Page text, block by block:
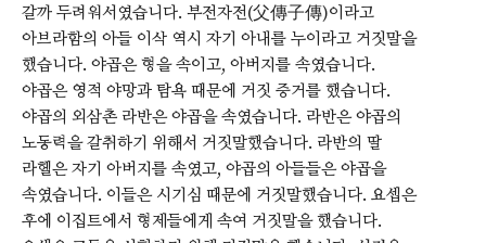
갈까 두려워서였습니다. 부전자전(父傳子傳)이라고
아브라함의 아들 이삭 역시 자기 아내를 누이라고 거짓말을
했습니다. 야곱은 형을 속이고, 아버지를 속였습니다.
야곱은 영적 야망과 탐욕 때문에 거짓 증거를 했습니다.
야곱의 외삼촌 라반은 야곱을 속였습니다. 라반은 야곱의
노동력을 갈취하기 위해서 거짓말했습니다. 라반의 딸
라헬은 자기 아버지를 속였고, 야곱의 아들들은 야곱을
속였습니다. 이들은 시기심 때문에 거짓말했습니다. 요셉은
후에 이집트에서 형제들에게 속여 거짓말을 했습니다.